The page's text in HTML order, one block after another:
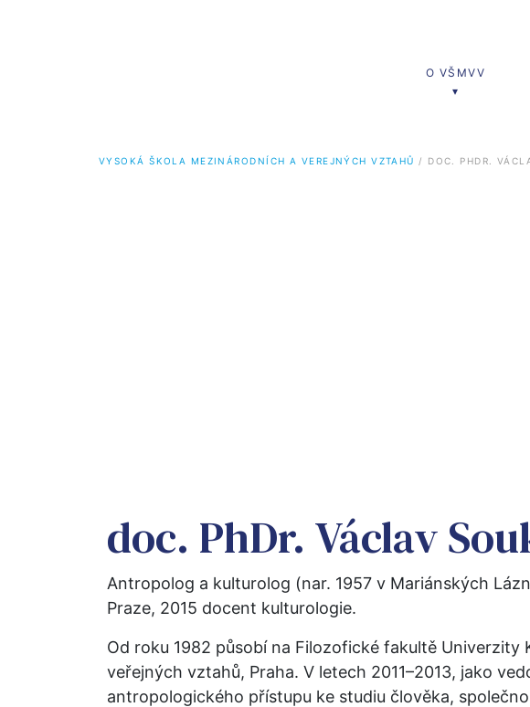
O VŠMVV
Magisterské studium
VYSOKÁ ŠKOLA MEZINÁRODNÍCH A VEREJNÝCH VZTAHŮ / DOC. PHDR.
doc. PhDr. Václav
Antropolog a kulturolog (nar. 1957 v Mariánských
Praze, 2015 docent kulturologie.
Od roku 1982 působí na Filozofické fakultě
veřejných vztahů, Praha. V letech 2011–2013, jako
antropologického přístupu ke studiu člověka,